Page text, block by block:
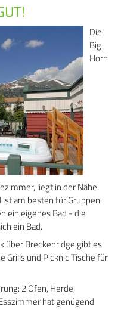
Die
Big
Horn
liegt in der Nähe
am besten für Gruppen
ein eigenes Bad - die
ein Bad.
über Breckenridge gibt es
Grills und Picknic Tische für
2 Öfen, Herde,
hat genügend